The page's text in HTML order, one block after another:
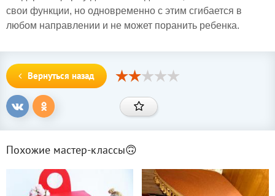
свои функции, но одновременно с этим сгибается в
любом направлении и не может поранить ребенка.
Вернуться назад
Похожие мастер-классы🙃